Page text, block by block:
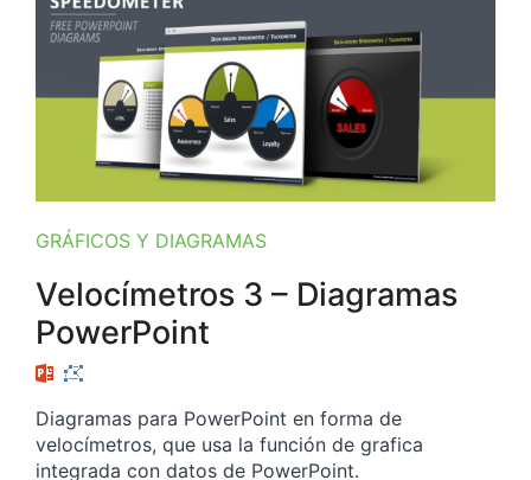
GRÁFICOS Y DIAGRAMAS
Velocímetros 3 – Diagramas
PowerPoint
Diagramas para PowerPoint en forma de
velocímetros, que usa la función de grafica
integrada con datos de PowerPoint.